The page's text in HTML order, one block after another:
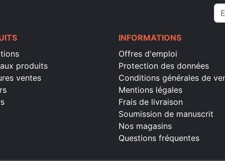
produits
ventes
INFORMATIONS
Offres d'emploi
Protection des données
Conditions générales de
Mentions légales
Frais de livraison
Soumission de manuscrit
Nos magasins
Questions fréquentes